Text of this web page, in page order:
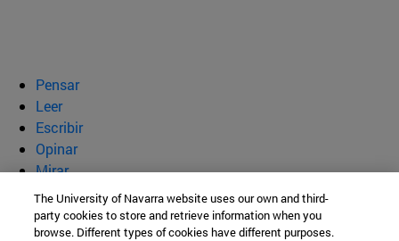
Pensar
Leer
Escribir
Opinar
Mirar
Quiénes somos
BeBrave
The University of Navarra website uses our own and third-
party cookies to store and retrieve information when you
browse. Different types of cookies have different purposes.